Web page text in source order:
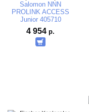
Salomon NNN
PROLINK ACCESS
Junior 405710
(механика)
4 954 р.